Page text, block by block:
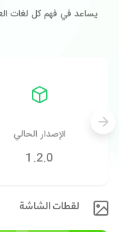
يساعد في فهم كل لغات
الإصدار الحالي
1.2.0
لقطات الشاشة